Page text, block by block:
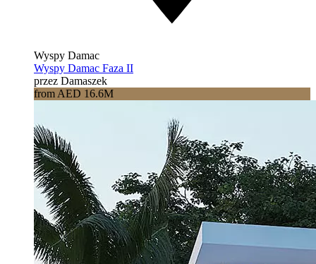
Wyspy Damac
Wyspy Damac Faza II
przez Damaszek
from AED 16.6M